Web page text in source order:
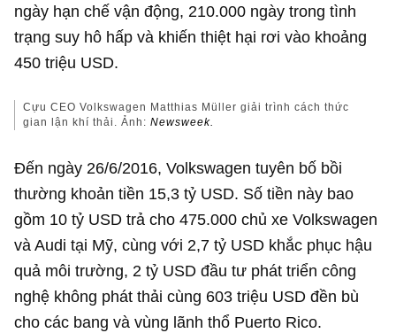
ngày hạn chế vận động, 210.000 ngày trong tình
trạng suy hô hấp và khiến thiệt hại rơi vào khoảng
450 triệu USD.
Cựu CEO Volkswagen Matthias Müller giải trình cách thức
gian lận khí thải. Ảnh:Newsweek.
Đến ngày 26/6/2016, Volkswagen tuyên bố bồi
thường khoản tiền 15,3 tỷ USD. Số tiền này bao
gồm 10 tỷ USD trả cho 475.000 chủ xe Volkswagen
và Audi tại Mỹ, cùng với 2,7 tỷ USD khắc phục hậu
quả môi trường, 2 tỷ USD đầu tư phát triển công
nghệ không phát thải cùng 603 triệu USD đền bù
cho các bang và vùng lãnh thổ Puerto Rico.